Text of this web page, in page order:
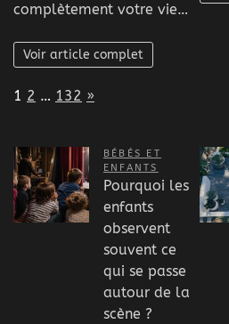
complètement votre vie…
Voir article complet
Page:
1 2 … 132 Next
»
BÉBÉS ET
ENFANTS
Pourquoi les
enfants
observent
souvent ce
qui se passe
autour de la
scène ?